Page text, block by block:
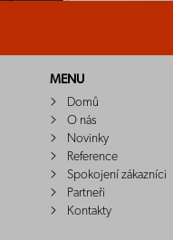
MENU
Domů
O nás
Novinky
Reference
Spokojení zákazníci
Partneři
Kontakty